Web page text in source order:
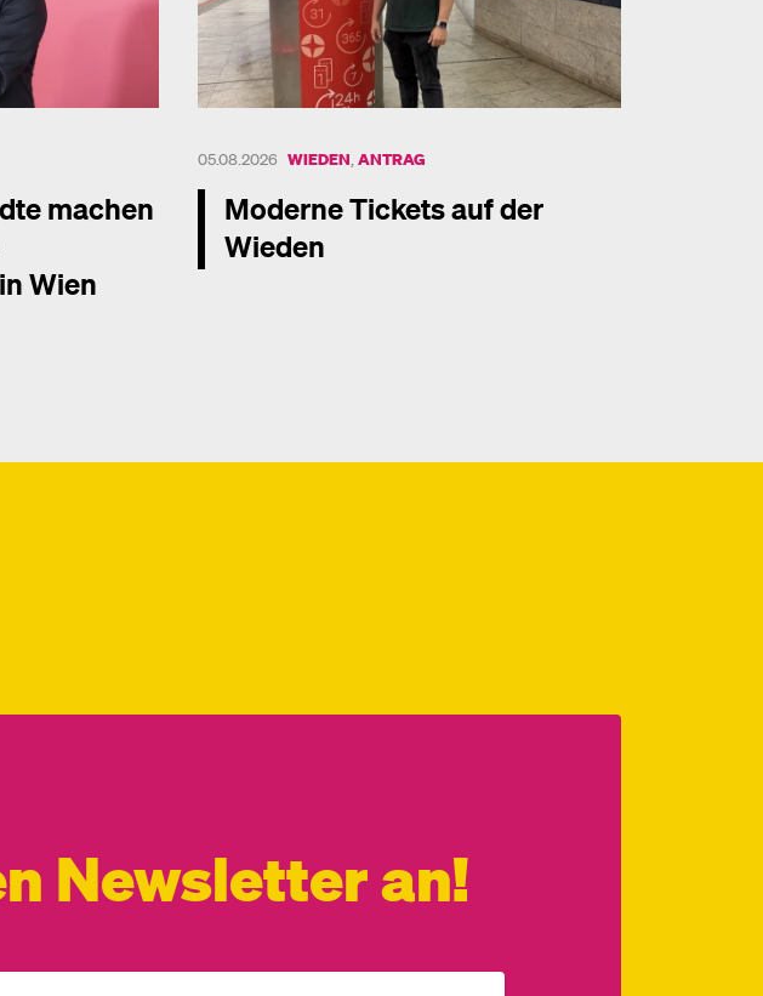
machen
Wien
05.08.2026 WIEDEN ,ANTRAG
Moderne Tickets auf der
Wieden
Newsletter an!